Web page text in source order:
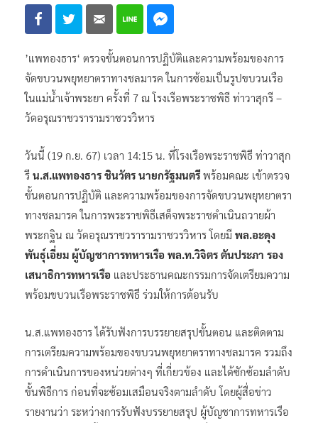
’แพทองธาร‘ ตรวจขั้นตอนการปฏิบัติและความพร้อมของการ
จัดขบวนพยุหยาตราทางชลมารค ในการซ้อมเป็นรูปขบวนเรือ
ในแม่น้ำเจ้าพระยา ครั้งที่ 7 ณ โรงเรือพระราชพิธี ท่าวาสุกรี –
วัดอรุณราชวรารามราชวรวิหาร
วันนี้ (19 ก.ย. 67) เวลา 14:15 น. ที่โรงเรือพระราชพิธี ท่าวาสุก
รี น.ส.แพทองธาร ชินวัตร นายกรัฐมนตรี พร้อมคณะ เข้าตรวจ
ขั้นตอนการปฏิบัติ และความพร้อมของการจัดขบวนพยุหยาตรา
ทางชลมารค ในการพระราชพิธีเสด็จพระราชดำเนินถวายผ้า
พระกฐิน ณ วัดอรุณราชวรารามราชวรวิหาร โดยมี พล.อะดุง
พันธุ์เอี่ยม ผู้บัญชาการทหารเรือ พล.ท.วิจิตร ตันประภา รอง
เสนาธิการทหารเรือ และประธานคณะกรรมการจัดเตรียมความ
พร้อมขบวนเรือพระราชพิธี ร่วมให้การต้อนรับ
น.ส.แพทองธาร ได้รับฟังการบรรยายสรุปขั้นตอน และติดตาม
การเตรียมความพร้อมของขบวนพยุหยาตราทางชลมารค รวมถึง
การดำเนินการของหน่วยต่างๆ ที่เกี่ยวข้อง และได้ซักซ้อมลำดับ
ขั้นพิธีการ​ ก่อนที่จะซ้อมเสมือนจริงตามลำดับ โดยผู้สื่อข่าว
รายงานว่า ระหว่างการรับฟังบรรยาย​สรุป ผู้บัญชาการทหารเรือ​